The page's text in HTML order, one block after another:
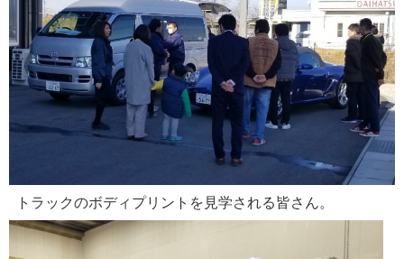
トラックのボディプリントを見学される皆さん。